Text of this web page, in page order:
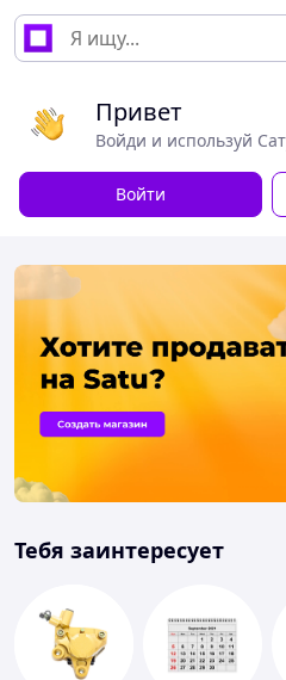
Привет
Войди и используй
Войти
Тебя заинтересует